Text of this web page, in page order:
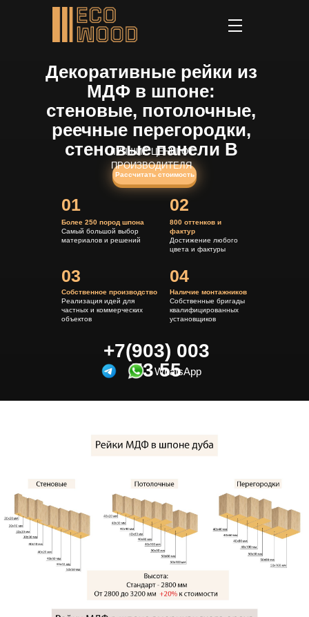
Более 250 пород шпона
Самый большой выбор
материалов и решений
01 02
800 оттенков и
фактур
Достижение любого
цвета и фактуры
Декоративные рейки из
МДФ в шпоне:
стеновые, потолочные,
реечные перегородки,
стеновые панели В
москве
+7(903) 003
73 55
03
Собственное производство
Реализация идей для
частных и коммерческих
объектов
Наличие монтажников
Собственные бригады
квалифицированных
установщиков
04
Рассчитать стоимость
ЛУЧШИЕ ЦЕНЫ ОТ
ПРОИЗВОДИТЕЛЯ
WhatsApp